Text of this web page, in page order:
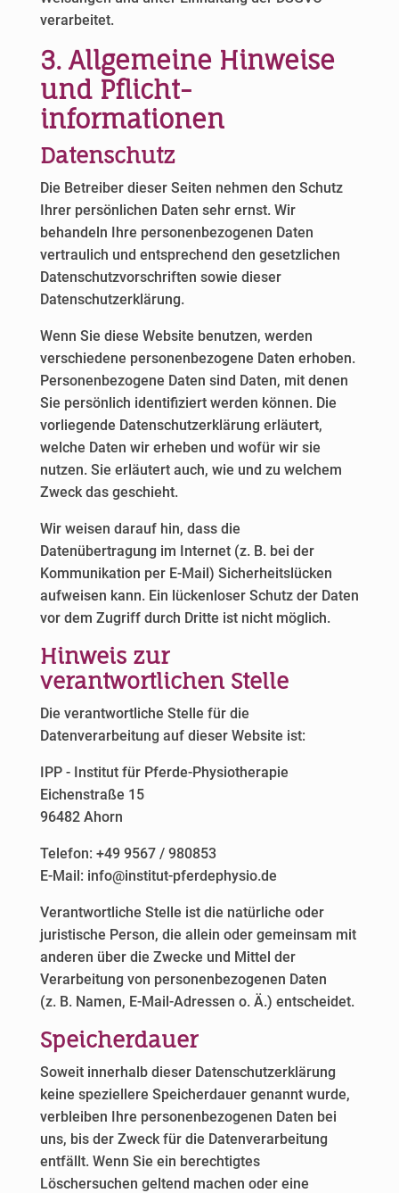
verarbeitet.
3. Allgemeine Hinweise
und Pflicht­
informationen
Datenschutz
Die Betreiber dieser Seiten nehmen den Schutz
Ihrer persönlichen Daten sehr ernst. Wir
behandeln Ihre personenbezogenen Daten
vertraulich und entsprechend den gesetzlichen
Datenschutzvorschriften sowie dieser
Datenschutzerklärung.
Wenn Sie diese Website benutzen, werden
verschiedene personenbezogene Daten erhoben.
Personenbezogene Daten sind Daten, mit denen
Sie persönlich identifiziert werden können. Die
vorliegende Datenschutzerklärung erläutert,
welche Daten wir erheben und wofür wir sie
nutzen. Sie erläutert auch, wie und zu welchem
Zweck das geschieht.
Wir weisen darauf hin, dass die
Datenübertragung im Internet (z. B. bei der
Kommunikation per E-Mail) Sicherheitslücken
aufweisen kann. Ein lückenloser Schutz der Daten
vor dem Zugriff durch Dritte ist nicht möglich.
Hinweis zur
verantwortlichen Stelle
Die verantwortliche Stelle für die
Datenverarbeitung auf dieser Website ist:
IPP - Institut für Pferde-Physiotherapie
Eichenstraße 15
96482 Ahorn
Telefon: +49 9567 / 980853
E-Mail: info@institut-pferdephysio.de
Verantwortliche Stelle ist die natürliche oder
juristische Person, die allein oder gemeinsam mit
anderen über die Zwecke und Mittel der
Verarbeitung von personenbezogenen Daten
(z. B. Namen, E-Mail-Adressen o. Ä.) entscheidet.
Speicherdauer
Soweit innerhalb dieser Datenschutzerklärung
keine speziellere Speicherdauer genannt wurde,
verbleiben Ihre personenbezogenen Daten bei
uns, bis der Zweck für die Datenverarbeitung
entfällt. Wenn Sie ein berechtigtes
Löschersuchen geltend machen oder eine